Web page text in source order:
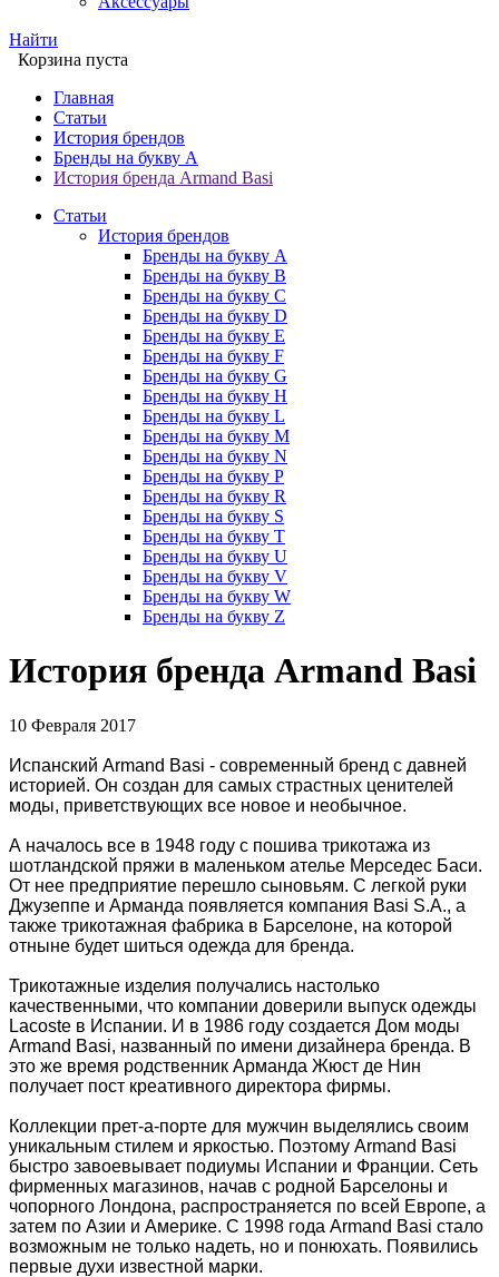
Найти
Корзина пуста
Главная
Статьи
История брендов
Бренды на букву A
История бренда Armand Basi
Статьи
История брендов
Бренды на букву A
Бренды на букву B
Бренды на букву C
Бренды на букву D
Бренды на букву E
Бренды на букву F
Бренды на букву G
Бренды на букву H
Бренды на букву L
Бренды на букву M
Бренды на букву N
Бренды на букву P
Бренды на букву R
Бренды на букву S
Бренды на букву T
Бренды на букву U
Бренды на букву V
Бренды на букву W
Бренды на букву Z
История бренда Armand Basi
10 Февраля 2017
Испанский Armand Basi - современный бренд с давней
историей. Он создан для самых страстных ценителей
моды, приветствующих все новое и необычное.
А началось все в 1948 году с пошива трикотажа из
шотландской пряжи в маленьком ателье Мерседес Баси.
От нее предприятие перешло сыновьям. С легкой руки
Джузеппе и Арманда появляется компания Basi S.A., а
также трикотажная фабрика в Барселоне, на которой
отныне будет шиться одежда для бренда.
Трикотажные изделия получались настолько
качественными, что компании доверили выпуск одежды
Lacoste в Испании. И в 1986 году создается Дом моды
Armand Basi, названный по имени дизайнера бренда. В
это же время родственник Арманда Жюст де Нин
получает пост креативного директора фирмы.
Коллекции прет-а-порте для мужчин выделялись своим
уникальным стилем и яркостью. Поэтому Armand Basi
быстро завоевывает подиумы Испании и Франции. Сеть
фирменных магазинов, начав с родной Барселоны и
чопорного Лондона, распространяется по всей Европе, а
затем по Азии и Америке. С 1998 года Armand Basi стало
возможным не только надеть, но и понюхать. Появились
первые духи известной марки.